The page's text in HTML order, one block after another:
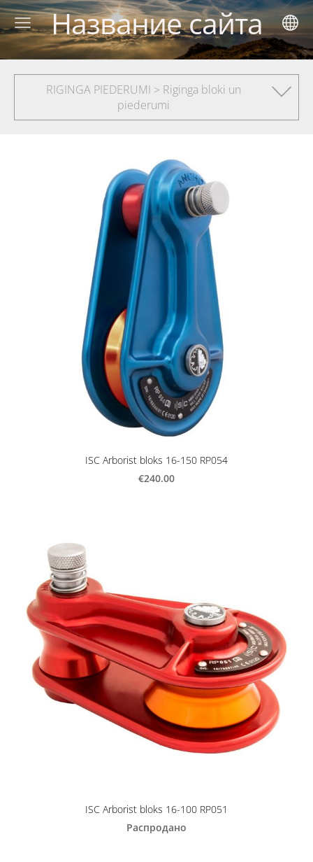
Название сайта
RIGINGA PIEDERUMI > Riginga bloki un
piederumi
ISC Arborist bloks 16-150 RP054
€240.00
ISC Arborist bloks 16-100 RP051
Распродано